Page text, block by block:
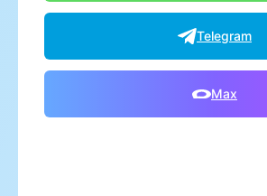
Telegram
Max